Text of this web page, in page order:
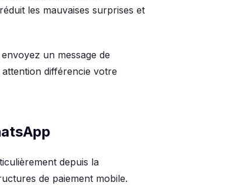
les mauvaises surprises et
un message de
différencie votre
depuis la
de paiement mobile.